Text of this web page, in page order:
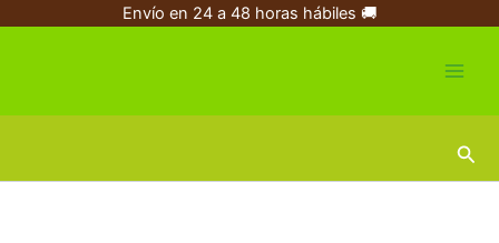
Envío en 24 a 48 horas hábiles 🚚